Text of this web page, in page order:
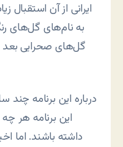
ایرانی از آن استقبال
به نام‌های گل‌های
درباره این برنامه
این برنامه هر
داشته باشند. اما